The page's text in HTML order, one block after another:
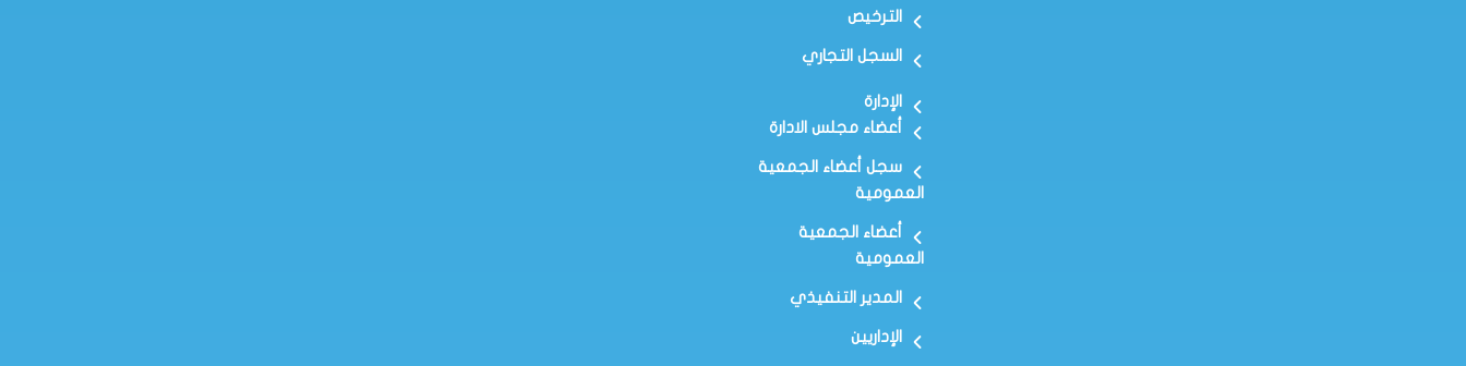
الترخيص
السجل التجاري
الإدارة
أعضاء مجلس الادارة
سجل أعضاء الجمعية
العمومية
أعضاء الجمعية
العمومية
المدير التنفيذي
الإداريين